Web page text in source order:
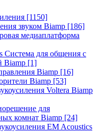
[1150]
звуком Biamp [186]
медиаплатформа
Система для общения с
Biamp [1]
Biamp [16]
Biamp [53]
Voltera Biamp
для
комнат Biamp [24]
EM Acoustics